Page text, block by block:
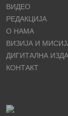
ВИДЕО
РЕДАКЦИЈА
О НАМА
ВИЗИЈА И
ДИГИТАЛНА
КОНТАКТ